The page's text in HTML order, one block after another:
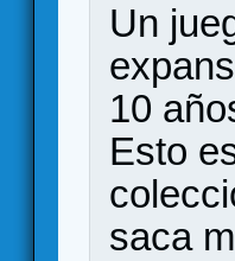
Un
10
Esto
saca